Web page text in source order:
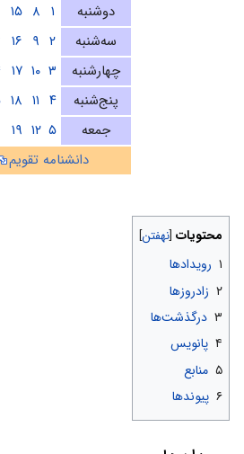
دوشنبه
۱ ۸ ۱۵
سه‌شنبه
۲ ۹ ۱۶
چهارشنبه
۳ ۱۰ ۱۷
پنج‌شنبه
۴ ۱۱ ۱۸
جمعه
۵ ۱۲ ۱۹
دانشنامه تقویم
محتویات
۱ رویدادها
۲ زادروزها
۳ درگذشت‌ها
۴ پانویس
۵ منابع
۶ پیوندها